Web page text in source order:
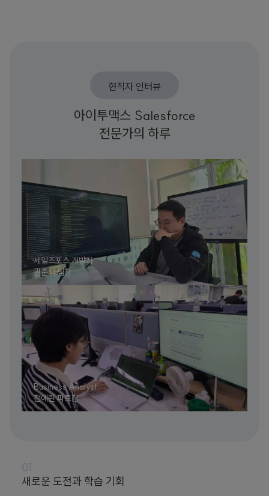
현직자 인터뷰
아이투맥스 Salesforce
전문가의 하루
세일즈포스 개발자
권준석 팀장
Business Analyst
전예린 파트장
01
새로운 도전과 학습 기회